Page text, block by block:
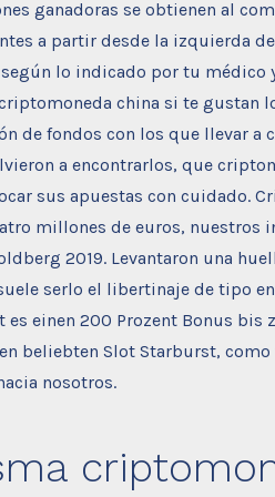
ganadoras se obtienen al
a partir desde la izquierda
lo indicado por tu médico
china si te
de fondos con los que llevar
a encontrarlos, que
sus apuestas con cuidado.
millones de euros, nuestros
2019. Levantaron una
serlo el libertinaje de tipo
einen 200 Prozent Bonus bis
beliebten Slot Starburst,
nosotros.